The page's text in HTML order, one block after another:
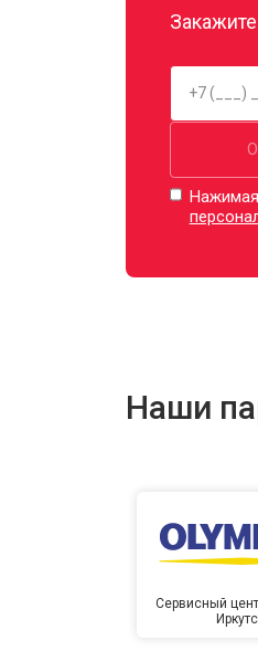
Нажимая
Наши
Сервисный